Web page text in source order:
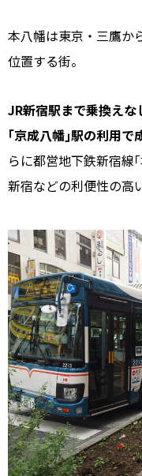
本八幡は東京・三鷹か
位置する街。
JR新宿駅まで乗換え
｢京成八幡｣駅の利用で
らに都営地下鉄新宿線
新宿などの利便性の高